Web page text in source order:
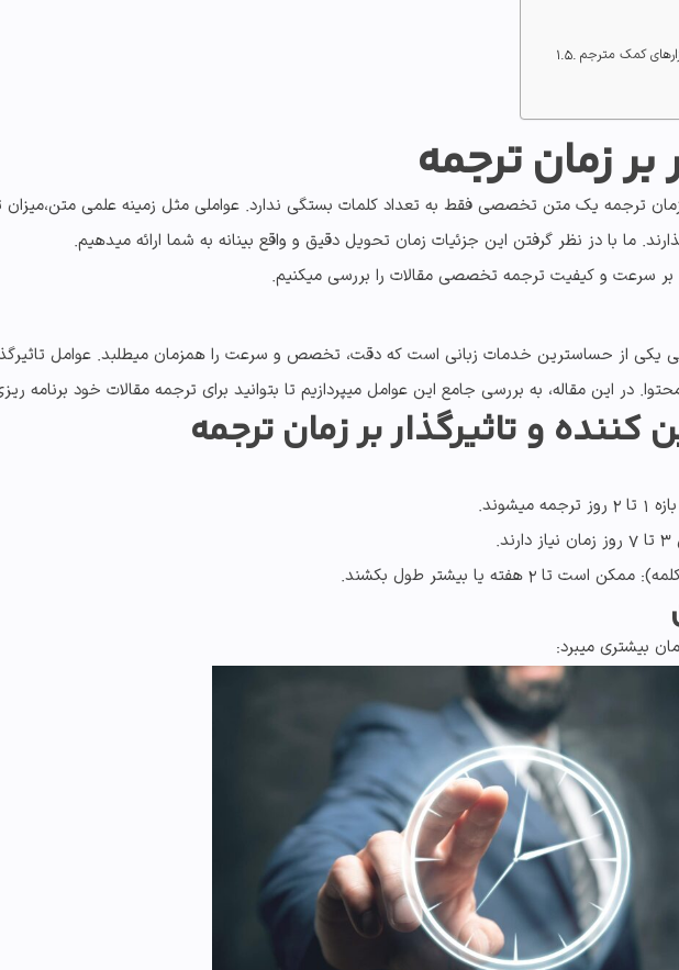
بر زمان ترجمه
ترجمه یک متن تخصصی فقط به تعداد کلمات بستگی ندارد. عواملی مثل زمینه علمی
ما با دز نظر گرفتن این جزئیات زمان تحویل دقیق و واقع بینانه به شما ارائه میدهیم.
بر سرعت و کیفیت ترجمه تخصصی مقالات را بررسی میکنیم.
یکی از حساسترین خدمات زبانی است که دقت، تخصص و سرعت را همزمان میطلبد. عوامل
این مقاله، به بررسی جامع این عوامل میپردازیم تا بتوانید برای ترجمه مقالات خود برنامه
و تاثیرگذار برزمان ترجمه
بیشتری میبرد: